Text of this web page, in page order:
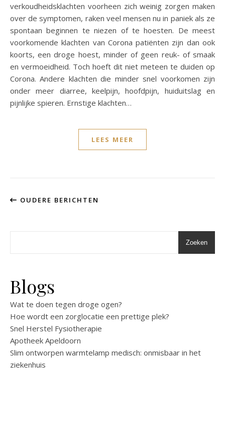
verkoudheidsklachten voorheen zich weinig zorgen maken
over de symptomen, raken veel mensen nu in paniek als ze
spontaan beginnen te niezen of te hoesten. De meest
voorkomende klachten van Corona patiënten zijn dan ook
koorts, een droge hoest, minder of geen reuk- of smaak
en vermoeidheid. Toch hoeft dit niet meteen te duiden op
Corona. Andere klachten die minder snel voorkomen zijn
onder meer diarree, keelpijn, hoofdpijn, huiduitslag en
pijnlijke spieren. Ernstige klachten…
LEES MEER
OUDERE BERICHTEN
Zoeken
Blogs
Wat te doen tegen droge ogen?
Hoe wordt een zorglocatie een prettige plek?
Snel Herstel Fysiotherapie
Apotheek Apeldoorn
Slim ontworpen warmtelamp medisch: onmisbaar in het
ziekenhuis